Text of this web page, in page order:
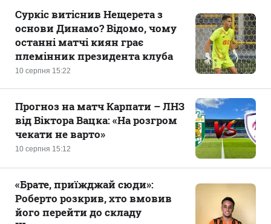
10 серпня 15:22
Суркіс витіснив Нещерета з
основи Динамо? Відомо, чому
останні матчі киян грає
племінник президента клуба
10 серпня 15:12
Прогноз на матч Карпати – ЛНЗ
від Віктора Вацка: «На розгром
чекати не варто»
«Брате, приїжджай сюди»:
Роберто розкрив, хто вмовив
його перейти до складу